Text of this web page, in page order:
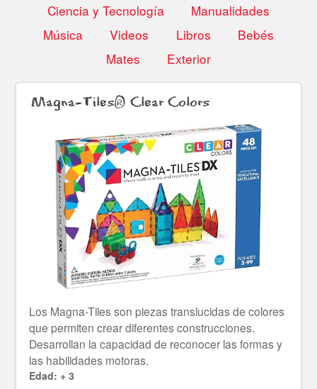
Ciencia y Tecnología
Manualidades
Música
Videos Libros
Bebés
Mates
Exterior
Magna-Tiles® Clear Colors
Los Magna-Tiles son piezas translucidas de colores
que permiten crear diferentes construcciones.
Desarrollan la capacidad de reconocer las formas y
las habilidades motoras.
Edad: + 3